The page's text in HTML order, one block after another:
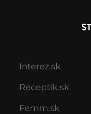
Interez.sk
Receptik.sk
Femm.sk